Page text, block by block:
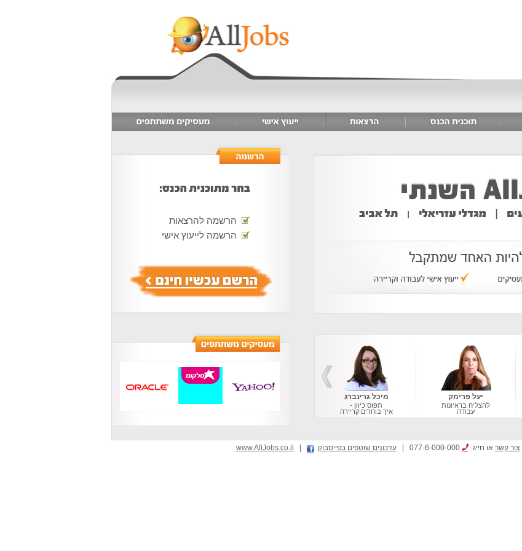
יעל פרימק
להצליח בראיונות
עבודה
מיכל גרינברג
תפוס כיוון -
איך בוחרים קריירה
הרשמה להרצאות
הרשמה לייעוץ אישי
צור קשר או חייג 077-6-000-000 עדכונים שוטפים בפייסבוק www.AllJobs.co.il